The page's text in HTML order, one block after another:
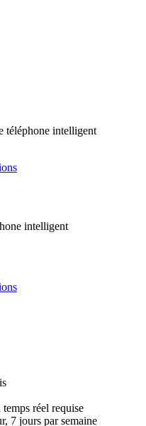
téléphone intelligent
intelligent
réel requise
7 jours par semaine